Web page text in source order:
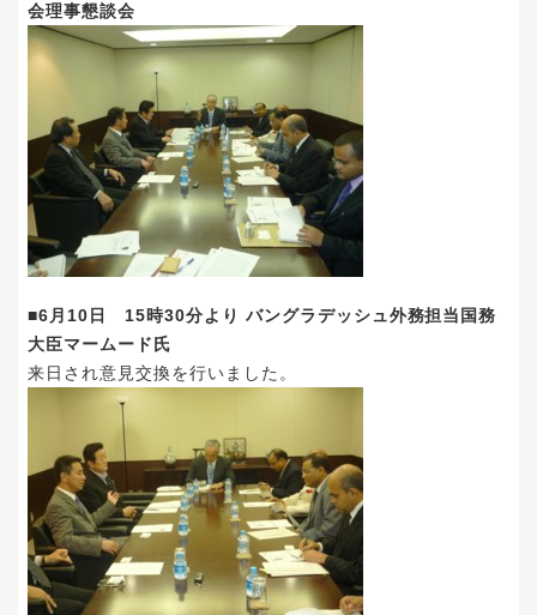
会理事懇談会
■6月10日 15時30分より バングラデッシュ外務担当国務
大臣マームード氏
来日され意見交換を行いました。